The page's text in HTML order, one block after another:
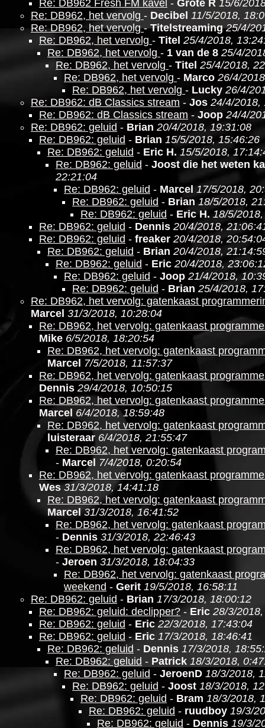
Re: DB962 Fresh FM kavel - Grote R 15/6/
Re: DB962, het vervolg - Decibel 11/5/2018,
Re: DB962, het vervolg-Titelstreaming 25/4/
Re: DB962, het vervolg - Titel 25/4/2018,
Re: DB962, het vervolg - 1 van de 8 25/4/
Re: DB962, het vervolg - Titel 25/4/2018,
Re: DB962, het vervolg - Marco 26/4/
Re: DB962, het vervolg - Lucky 26/4/
Re: DB962: dB Classics stream - Jos 24/4/2018,
Re: DB962: dB Classics stream - Joop 24/4/
Re: DB962: geluid - Brian 20/4/2018, 19:31:08
Re: DB962: geluid - Brian 15/5/2018, 15:46:26
Re: DB962: geluid - Eric H. 15/5/2018,
Re: DB962: geluid - Joost die het weten
22:21:04
Re: DB962: geluid - Marcel 17/5/2018,
Re: DB962: geluid - Brian 18/5/2018,
Re: DB962: geluid - Eric H. 18/5/
Re: DB962: geluid - Dennis 20/4/2018,
Re: DB962: geluid - freaker 20/4/2018,
Re: DB962: geluid - Brian 20/4/2018,
Re: DB962: geluid - Eric 20/4/2018,
Re: DB962: geluid - Joop 21/4/2018,
Re: DB962: geluid - Brian 25/4/2018,
Re: DB962, het vervolg: gatenkaast
Marcel 31/3/2018, 10:28:04
Re: DB962, het vervolg: gatenkaast
Mike 6/5/2018, 18:20:54
Re: DB962, het vervolg: gatenkaast
Marcel 7/5/2018, 11:57:37
Re: DB962, het vervolg: gatenkaast
Dennis 29/4/2018, 10:50:15
Re: DB962, het vervolg: gatenkaast
Marcel 6/4/2018, 18:59:48
Re: DB962, het vervolg: gatenkaast
luisteraar 6/4/2018, 21:55:47
Re: DB962, het vervolg: gatenkaast
- Marcel 7/4/2018, 0:20:54
Re: DB962, het vervolg: gatenkaast
Wes 31/3/2018, 14:41:18
Re: DB962, het vervolg: gatenkaast
Marcel 31/3/2018, 16:41:52
Re: DB962, het vervolg: gatenkaast
- Dennis 31/3/2018, 22:46:43
Re: DB962, het vervolg: gatenkaast
- Jeroen 31/3/2018, 18:04:33
Re: DB962, het vervolg: gatenkaast
weekend - Gerit 19/5/2018, 16:58:11
Re: DB962: geluid - Brian 17/3/2018, 18:00:12
Re: DB962: geluid: declipper? - Eric 28/3/
Re: DB962: geluid - Eric 22/3/2018, 17:43:04
Re: DB962: geluid - Eric 17/3/2018, 18:46:41
Re: DB962: geluid - Dennis 17/3/2018,
Re: DB962: geluid - Patrick 18/3/2018,
Re: DB962: geluid - JeroenD 18/3/2018,
Re: DB962: geluid - Joost 18/3/2018,
Re: DB962: geluid - Bram 18/3/2018,
Re: DB962: geluid - ruudboy 19/3/
Re: DB962: geluid - Dennis 19/3/